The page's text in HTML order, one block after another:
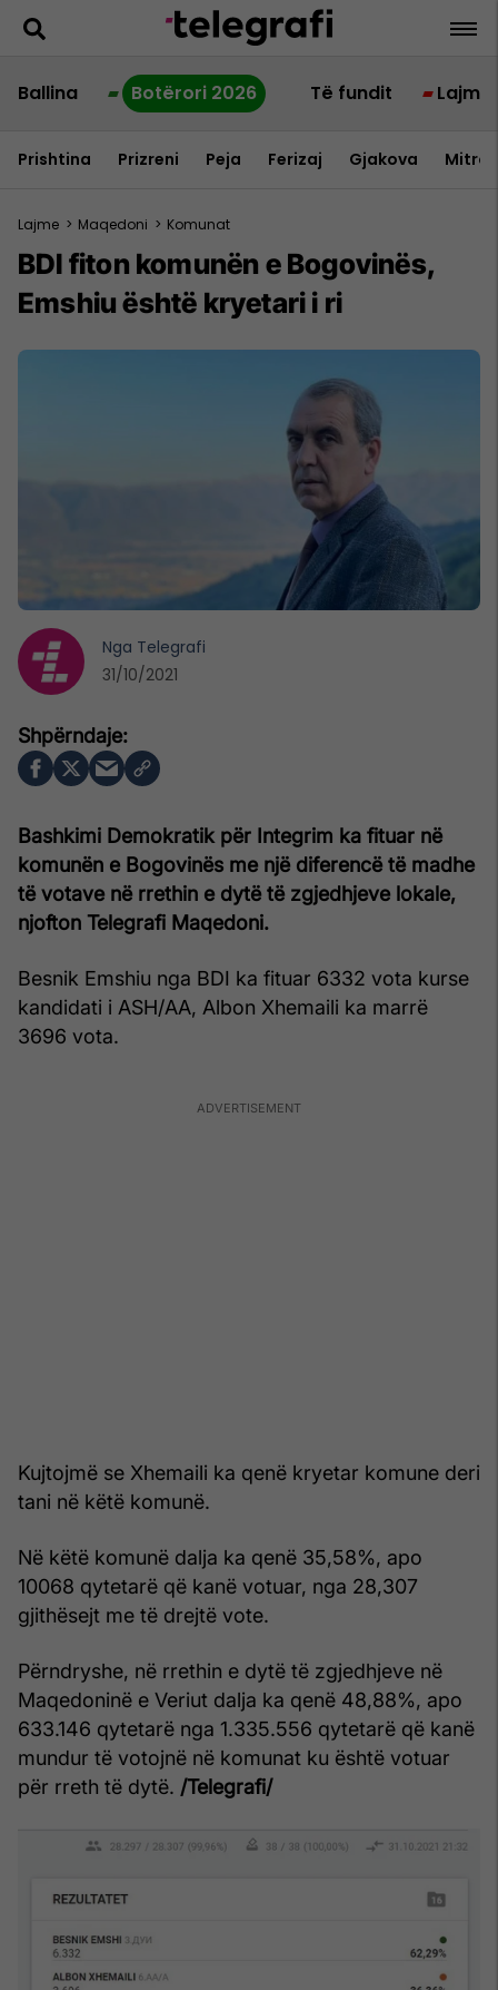
Ballina Botërori 2026 Të fundit Lajme
Prishtina Prizreni Peja Ferizaj Gjakova
Lajme > Maqedoni > Komunat
BDI fiton komunën e Bogovinës,
Emshiu është kryetari i ri
Bashkimi Demokratik për Integrim ka fituar në
komunën e Bogovinës me një diferencë të madhe
të votave në rrethin e dytë të zgjedhjeve lokale,
njofton Telegrafi Maqedoni.
Besnik Emshiu nga BDI ka fituar 6332 vota kurse
kandidati i ASH/AA, Albon Xhemaili ka marrë
3696 vota.
Kujtojmë se Xhemaili ka qenë kryetar komune deri
tani në këtë komunë.
Në këtë komunë dalja ka qenë 35,58%, apo
10068 qytetarë që kanë votuar, nga 28,307
gjithësejt me të drejtë vote.
Përndryshe, në rrethin e dytë të zgjedhjeve në
Maqedoninë e Veriut dalja ka qenë 48,88%, apo
633.146 qytetarë nga 1.335.556 qytetarë që kanë
mundur të votojnë në komunat ku është votuar
për rreth të dytë. /Telegrafi/
Nga Telegrafi
31/10/2021